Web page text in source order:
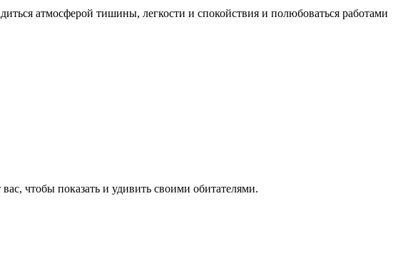
атмосферой тишины, легкости и спокойствия и полюбоваться работами
чтобы показать и удивить своими обитателями.